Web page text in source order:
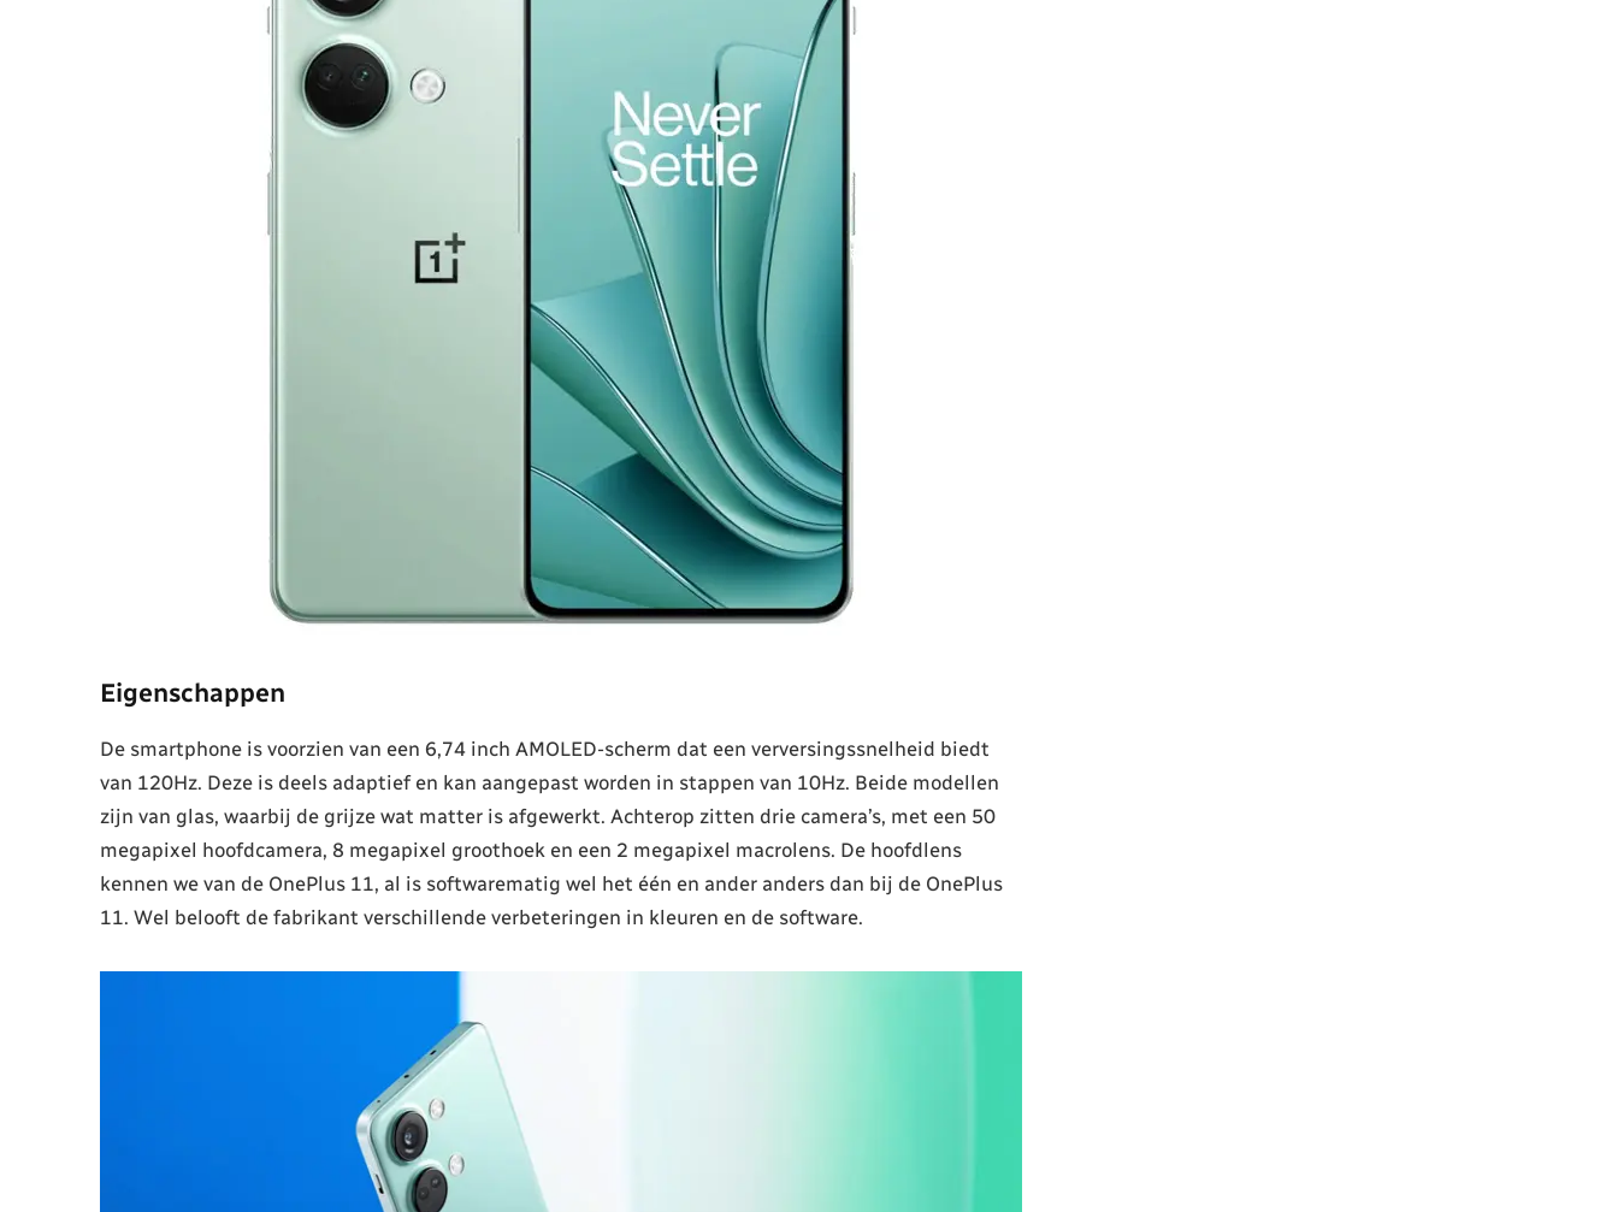
Eigenschappen
De smartphone is voorzien van een 6,74 inch AMOLED-scherm dat een verversingssnelheid biedt
van 120Hz. Deze is deels adaptief en kan aangepast worden in stappen van 10Hz. Beide modellen
zijn van glas, waarbij de grijze wat matter is afgewerkt. Achterop zitten drie camera’s, met een 50
megapixel hoofdcamera, 8 megapixel groothoek en een 2 megapixel macrolens. De hoofdlens
kennen we van de OnePlus 11, al is softwarematig wel het één en ander anders dan bij de OnePlus
11. Wel belooft de fabrikant verschillende verbeteringen in kleuren en de software.